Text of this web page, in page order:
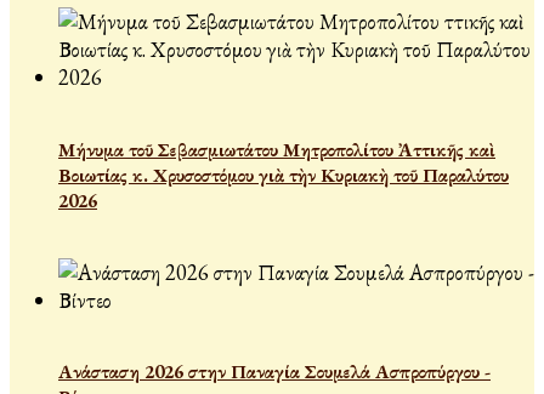
Μήνυμα τοῦ Σεβασμιωτάτου Μητροπολίτου Ἀττικῆς καὶ
Βοιωτίας κ. Χρυσοστόμου γιὰ τὴν Κυριακὴ τοῦ Παραλύτου
2026
Ανάσταση 2026 στην Παναγία Σουμελά Ασπροπύργου -